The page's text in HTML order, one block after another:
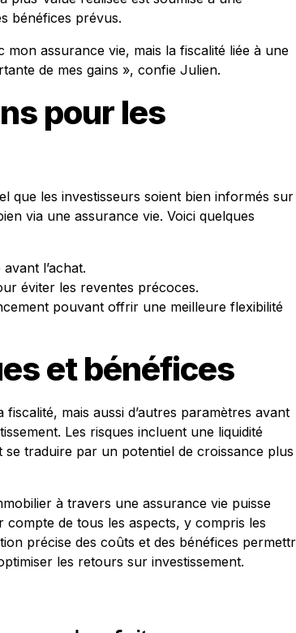
bénéfices prévus.
assurance vie, mais la fiscalité liée à une
de mes gains », confie Julien.
pour les
que les investisseurs soient bien informés sur
via une assurance vie. Voici quelques
l’achat.
éviter les reventes précoces.
pouvant offrir une meilleure flexibilité
et bénéfices
mais aussi d’autres paramètres avant
Les risques incluent une liquidité
traduire par un potentiel de croissance plus
à travers une assurance vie puisse
de tous les aspects, y compris les
précise des coûts et des bénéfices
les retours sur investissement.